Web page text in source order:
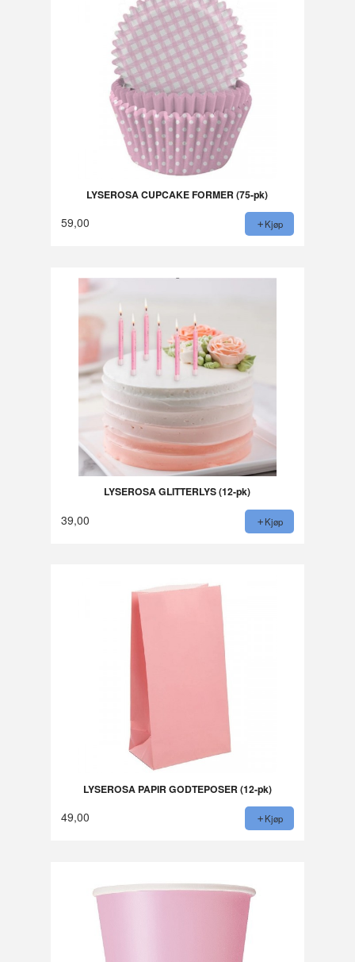
LYSEROSA CUPCAKE FORMER (75-pk)
59,00 Kjøp
LYSEROSA GLITTERLYS (12-pk)
39,00 Kjøp
LYSEROSA PAPIR GODTEPOSER (12-pk)
49,00 Kjøp